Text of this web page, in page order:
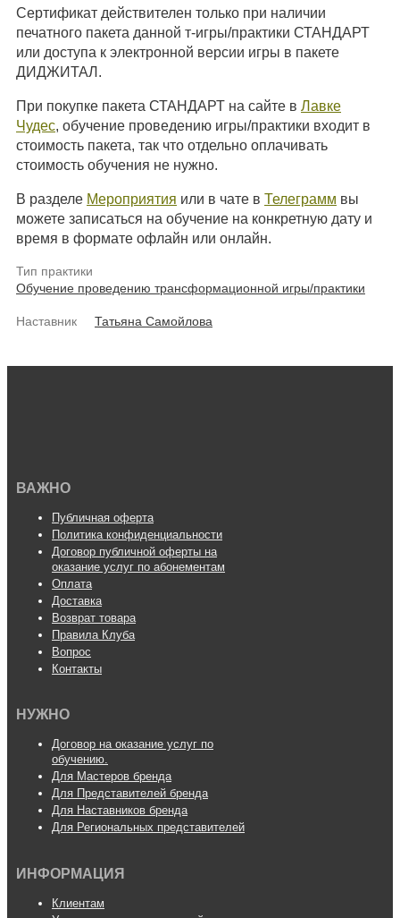
Сертификат действителен только при наличии
печатного пакета данной т-игры/практики СТАНДАРТ
или доступа к электронной версии игры в пакете
ДИДЖИТАЛ.
При покупке пакета СТАНДАРТ на сайте в Лавке
Чудес, обучение проведению игры/практики входит в
стоимость пакета, так что отдельно оплачивать
стоимость обучения не нужно.
В разделе Мероприятия или в чате в Телеграмм вы
можете записаться на обучение на конкретную дату и
время в формате офлайн или онлайн.
Тип практики
Обучение проведению трансформационной игры/практики
Наставник Татьяна Самойлова
ВАЖНО
Публичная оферта
Политика конфиденциальности
Договор публичной оферты на
оказание услуг по абонементам
Оплата
Доставка
Возврат товара
Правила Клуба
Вопрос
Контакты
НУЖНО
Договор на оказание услуг по
обучению.
Для Мастеров бренда
Для Представителей бренда
Для Наставников бренда
Для Региональных представителей
ИНФОРМАЦИЯ
Клиентам